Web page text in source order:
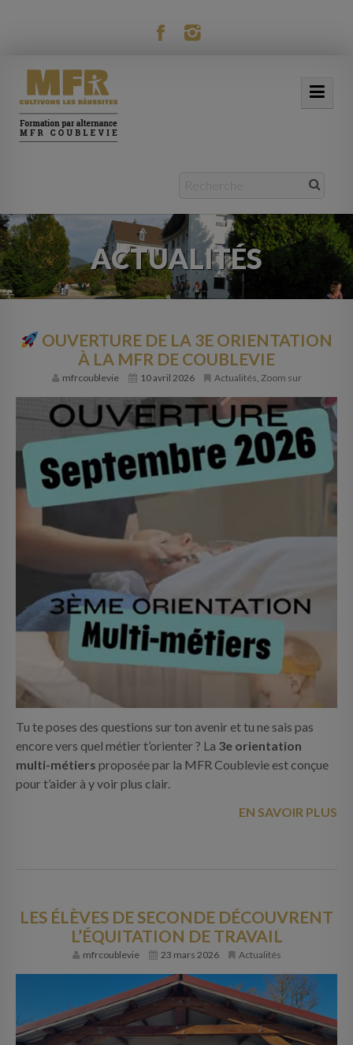
FORMATIONS
ACTUALITÉS
VIE RÉSIDENTIELLE
MOBILITÉ
INFOS PRATIQUES
CONTACT
ACTUALITÉS
OUVERTURE DE LA 3E ORIENTATION
À LA MFR DE COUBLEVIE
mfrcoublevie 10 avril 2026 Actualités Zoom sur
Tu te poses des questions sur ton avenir et tu ne sais pas
encore vers quel métier t’orienter ? La 3e orientation
multi-métiers proposée par la MFR Coublevie est conçue
pour t’aider à y voir plus clair.
EN SAVOIR PLUS
LES ÉLÈVES DE SECONDE DÉCOUVRENT
L’ÉQUITATION DE TRAVAIL
mfrcoublevie 23 mars 2026 Actualités